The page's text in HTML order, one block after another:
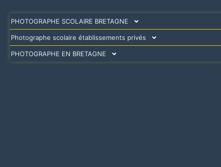
PHOTOGRAPHE SCOLAIRE BRETAGNE
Photographe scolaire établissements privés
PHOTOGRAPHE EN BRETAGNE